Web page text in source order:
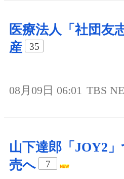
医療法人「社団友
産
35
08月09日 06:01 TBS
山下達郎「JOY2
売へ
7